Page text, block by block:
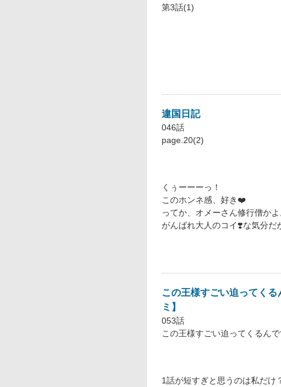
第3話(1)
違国日記
046話
page.20(2)
くぅーーーっ！
このホンネ感、好き❤️
ってか、オメーさん修行僧かよ
がんばれ大人のコイ❣️な気分だ
この王様すごい迫ってく
ミ】
053話
この王様すごい迫ってくるん
1話が短すぎと思うのは私だけ